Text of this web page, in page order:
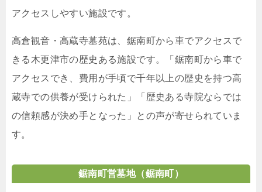
アクセスしやすい施設です。
高倉観音・高蔵寺墓苑は、鋸南町から車でアクセスで
きる木更津市の歴史ある施設です。「鋸南町から車で
アクセスでき、費用が手頃で千年以上の歴史を持つ高
蔵寺での供養が受けられた」「歴史ある寺院ならでは
の信頼感が決め手となった」との声が寄せられていま
す。
鋸南町営墓地（鋸南町）